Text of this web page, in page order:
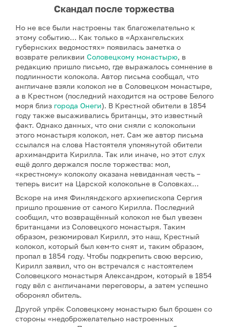
Скандал после торжества
Но не все были настроены так благожелательно к
этому событию… Как только в «Архангельских
губернских ведомостях» появилась заметка о
возврате реликвии Соловецкому монастырю, в
редакцию пришло письмо, где выражалось сомнение в
подлинности колокола. Автор письма сообщал, что
англичане взяли колокол не в Соловецком монастыре,
а в Крестном (последний находится на острове Белого
моря близ города Онеги). В Крестной обители в 1854
году также высаживались британцы, это известный
факт. Однако данных, что они сняли с колокольни
этого монастыря колокол, нет. Сам же автор письма
ссылался на слова Настоятеля упомянутой обители
архимандрита Кирилла. Так или иначе, но этот слух
ещё долго держался после торжества: мол,
«крестному» колоколу оказана невиданная честь –
теперь висит на Царской колокольне в Соловках…
Вскоре на имя Финляндского архиепископа Сергия
пришло прошение от самого Кирилла. Последний
сообщил, что возвращённый колокол не был увезен
британцами из Соловецкого монастыря. Таким
образом, резюмировал Кирилл, это наш, Крестный
колокол, который был кем-то снят и, таким образом,
пропал в 1854 году. Чтобы подкрепить свою версию,
Кирилл заявил, что он встречался с настоятелем
Соловецкого монастыря Александром, который в 1854
году вёл с англичанами переговоры, а затем успешно
оборонял обитель.
Другой упрёк Соловецкому монастырю был брошен со
стороны «недоброжелательно настроенных